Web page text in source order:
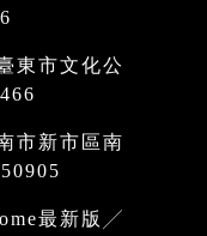
東市文化公
市新市區南
最新版╱